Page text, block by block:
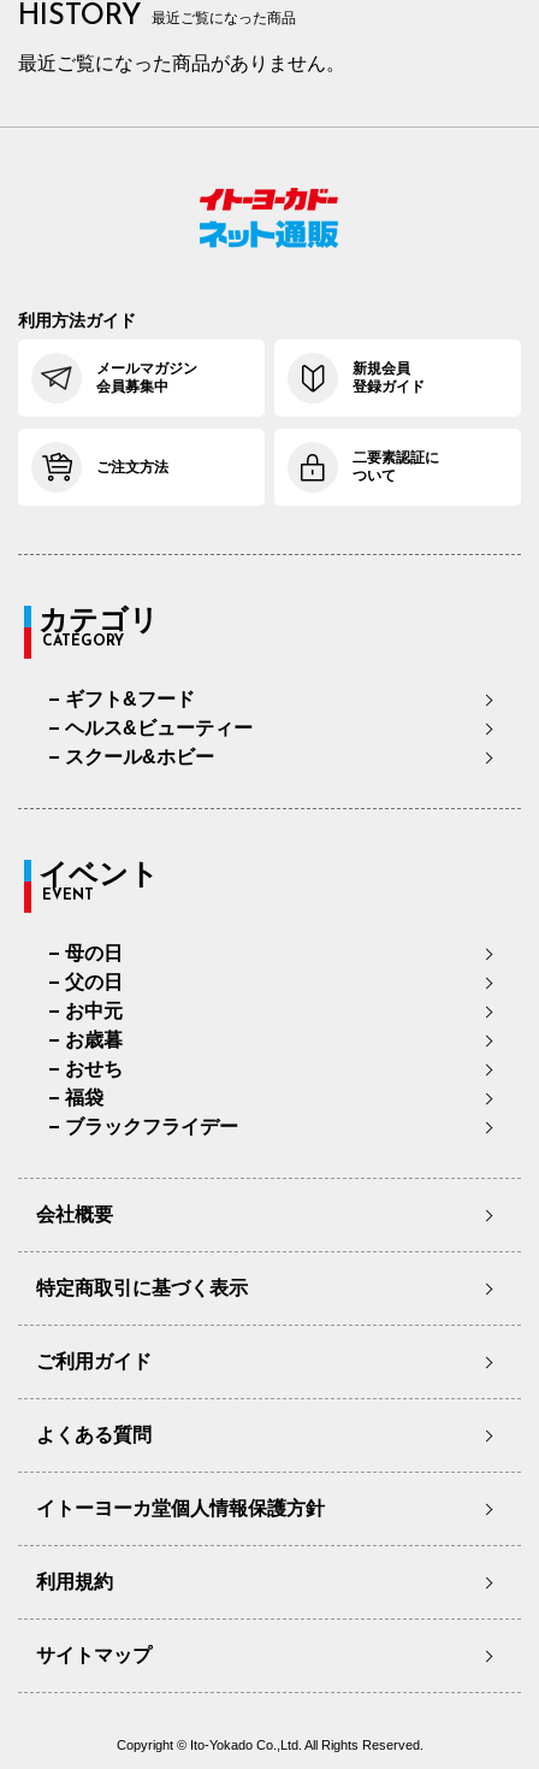
HISTORY 最近ご覧になった商品
最近ご覧になった商品がありません。
利用方法ガイド
メールマガジン
会員募集中
新規会員
登録ガイド
ご注文方法
二要素認証に
ついて
カテゴリ
CATEGORY
ギフト&フード
ヘルス&ビューティー
スクール&ホビー
イベント
EVENT
母の日
父の日
お中元
お歳暮
おせち
福袋
ブラックフライデー
会社概要
特定商取引に基づく表示
ご利用ガイド
よくある質問
イトーヨーカ堂個人情報保護方針
利用規約
サイトマップ
Copyright © Ito-Yokado Co.,Ltd. All Rights Reserved.